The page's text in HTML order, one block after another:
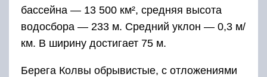
бассейна — 13 500 км², средняя высота
водосбора — 233 м. Средний уклон — 0,3 м/
км. В ширину достигает 75 м.
Берега Колвы обрывистые, с отложениями